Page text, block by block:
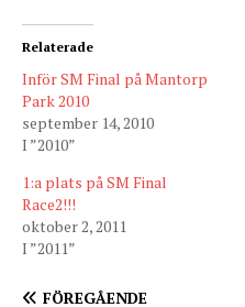
Relaterade
Inför SM Final på Mantorp
Park 2010
september 14, 2010
I ”2010”
1:a plats på SM Final
Race2!!!
oktober 2, 2011
I ”2011”
FÖREGÅENDE